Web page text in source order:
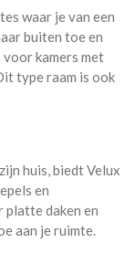
waar je van een
buiten toe en
voor kamers met
type raam is ook
huis, biedt Velux
en
platte daken en
aan je ruimte.